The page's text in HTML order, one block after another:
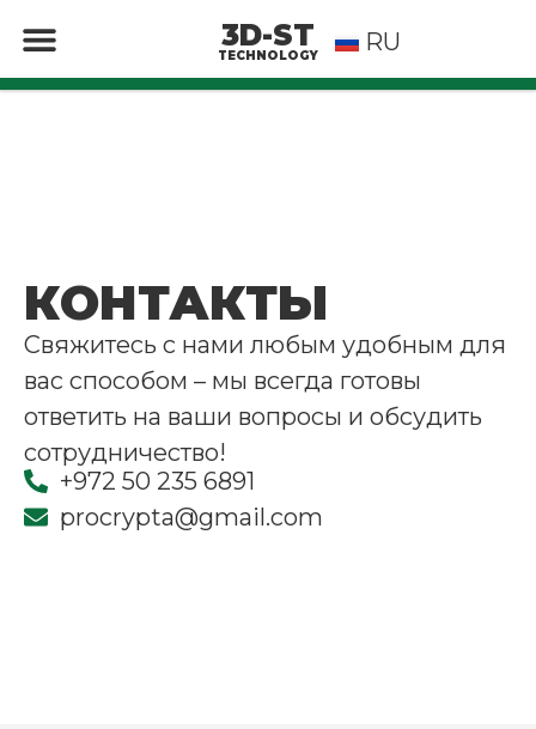
3D-ST
TECHNOLOGY RU
EN
КОНТАКТЫ
Свяжитесь с нами любым удобным для
вас способом – мы всегда готовы
ответить на ваши вопросы и обсудить
сотрудничество!
+972 50 235 6891
procrypta@gmail.com